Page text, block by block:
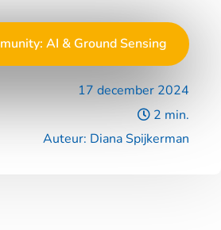
AI & Ground Sensing
17 december 2024
2 min.
Auteur: Diana Spijkerman